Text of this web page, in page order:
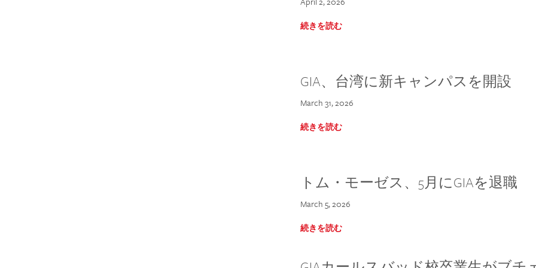
続きを読む
GIA、台湾に新キャンパスを開設
March 31, 2026
続きを読む
トム・モーゼス、5月にGIAを退職
March 5, 2026
続きを読む